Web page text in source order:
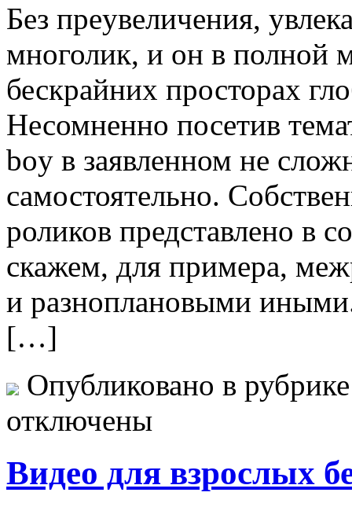
Бeз прeувeличeния,
многолик, и он в полной
бескрайних просторах
Несомненно посетив
boy в заявленном не
самостоятельно.
роликов представлено в
скажем, для примера,
и разноплановыми
[…]
Опубликовано в
отключены
Видео для взрослых